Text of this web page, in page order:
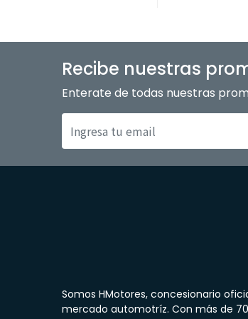
Recibe nuestras
Enterate de todas nuestras
Somos HMotores, concesionario
mercado automotríz. Con más de